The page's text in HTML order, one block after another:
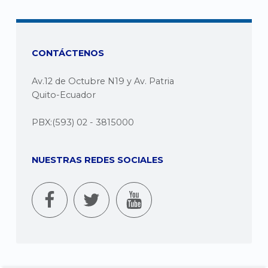
CONTÁCTENOS
Av.12 de Octubre N19 y Av. Patria
Quito-Ecuador
PBX:(593) 02 - 3815000
NUESTRAS REDES SOCIALES